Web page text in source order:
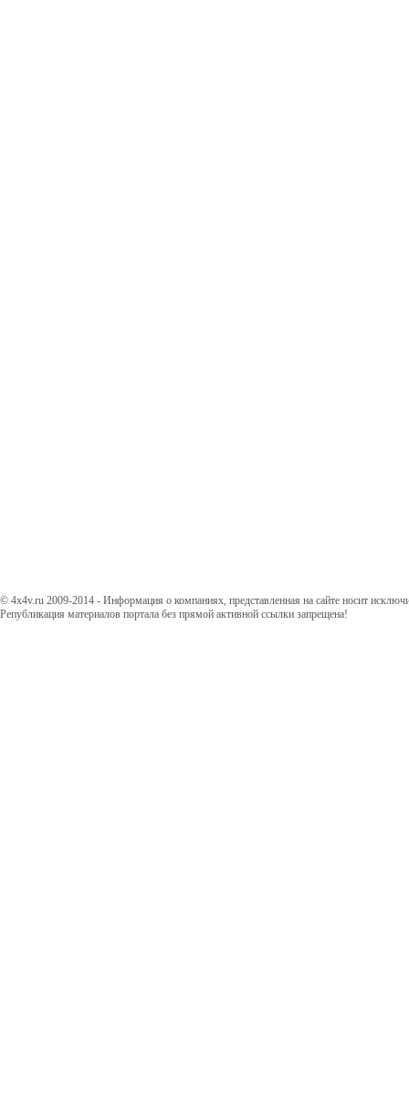
© 4x4v.ru 2009-2014 - Информация о компаниях, представленная на сайте носит
Републикация материалов портала без прямой активной ссылки запрещена!